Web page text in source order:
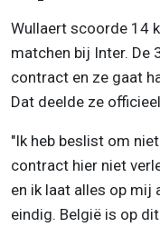
Wullaert scoorde 14
matchen bij Inter. De
contract en ze gaat
Dat deelde ze
"Ik heb beslist om
contract hier niet
en ik laat alles op mij
eindig. België is op